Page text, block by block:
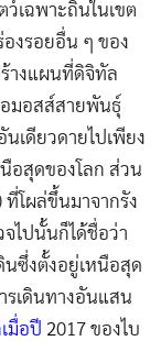
เฉพาะถิ่นในเขต
งรอยอื่น ๆ ของ
างแผนที่ดิจิทัล
อมอสส์สายพันธุ์
เดียวดายไปเพียง
อสุดของโลก ส่วน
โผล่ขึ้นมาจากรัง
ไปนั้นก็ได้ชื่อว่า
ซึ่งตั้งอยู่เหนือสุด
รเดินทางอันแสน
เมื่อปี 2017 ของไบ